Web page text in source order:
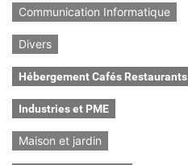
Communication Informatique
Divers
Hébergement Cafés Restaurants
Industries et PME
Maison et jardin